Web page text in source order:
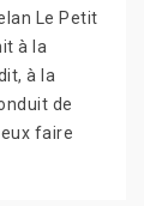
Le Petit
à la
à la
de
faire